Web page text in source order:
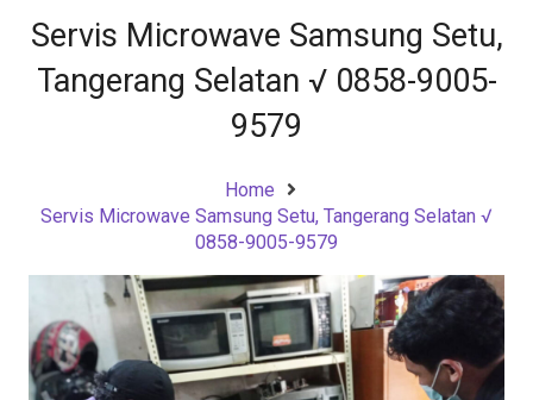
Servis Microwave Samsung Setu,
Tangerang Selatan √ 0858-9005-
9579
Home
Servis Microwave Samsung Setu, Tangerang Selatan √
0858-9005-9579